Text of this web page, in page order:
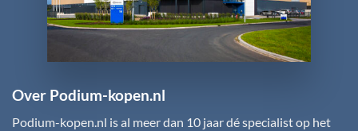
Over Podium-kopen.nl
Podium-kopen.nl is al meer dan 10 jaar dé specialist op het